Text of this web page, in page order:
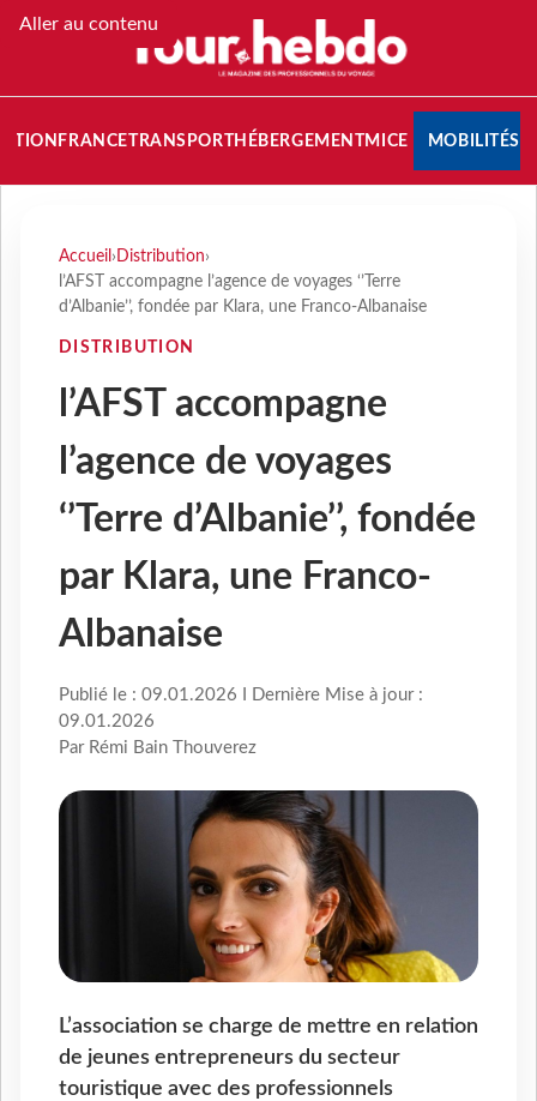
Aller au contenu
FRANCETRANSPORT HÉBERGEMENTMICE MOBILITÉS
Accueil › Distribution›
l’AFST accompagne l’agence de voyages ‘’Terre
d’Albanie’’, fondée par Klara, une Franco-Albanaise
DISTRIBUTION
l’AFST accompagne
l’agence de voyages
‘’Terre d’Albanie’’, fondée
par Klara, une Franco-
Albanaise
Publié le : 09.01.2026 I Dernière Mise à jour :
09.01.2026
Par Rémi Bain Thouverez
L’association se charge de mettre en relation
de jeunes entrepreneurs du secteur
touristique avec des professionnels